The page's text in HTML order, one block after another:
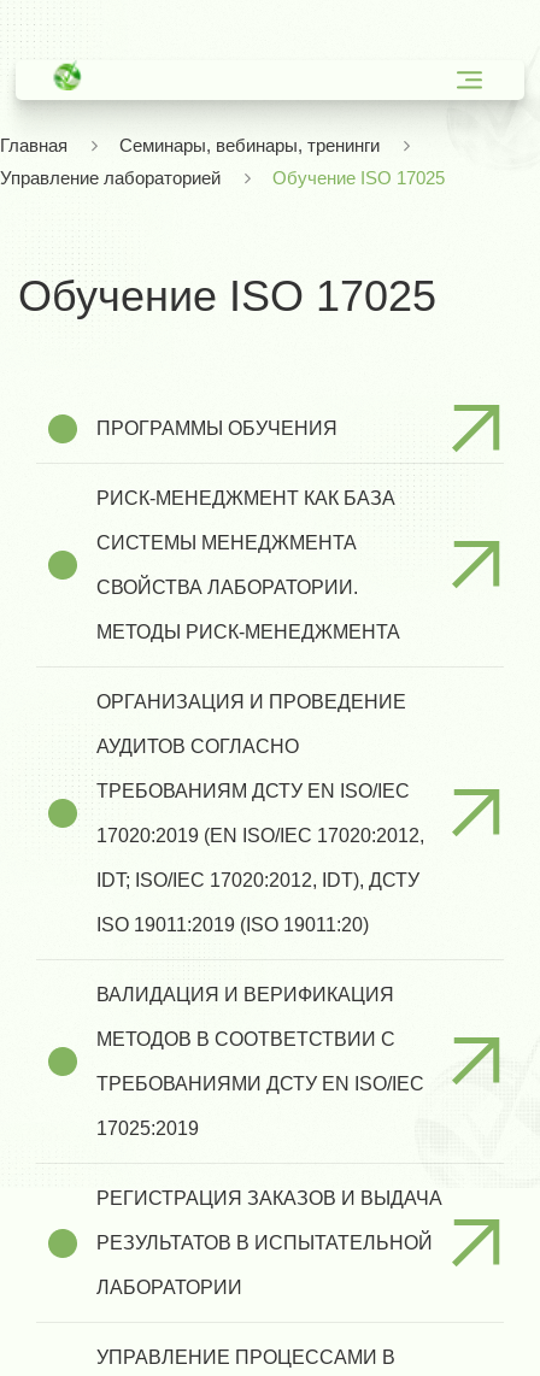
Главная
Семинары, вебинары, тренинги
Управление лабораторией
Обучение ISO 17025
Обучение ISO 17025
ПРОГРАММЫ ОБУЧЕНИЯ
РИСК-МЕНЕДЖМЕНТ КАК БАЗА
СИСТЕМЫ МЕНЕДЖМЕНТА
СВОЙСТВА ЛАБОРАТОРИИ.
МЕТОДЫ РИСК-МЕНЕДЖМЕНТА
ОРГАНИЗАЦИЯ И ПРОВЕДЕНИЕ
АУДИТОВ СОГЛАСНО
ТРЕБОВАНИЯМ ДСТУ EN ISO/IEC
17020:2019 (EN ISO/IEC 17020:2012,
IDT; ISO/IEC 17020:2012, IDT), ДСТУ
ISO 19011:2019 (ISO 19011:20)
ВАЛИДАЦИЯ И ВЕРИФИКАЦИЯ
МЕТОДОВ В СООТВЕТСТВИИ С
ТРЕБОВАНИЯМИ ДСТУ EN ISO/IEC
17025:2019
РЕГИСТРАЦИЯ ЗАКАЗОВ И ВЫДАЧА
РЕЗУЛЬТАТОВ В ИСПЫТАТЕЛЬНОЙ
ЛАБОРАТОРИИ
УПРАВЛЕНИЕ ПРОЦЕССАМИ В